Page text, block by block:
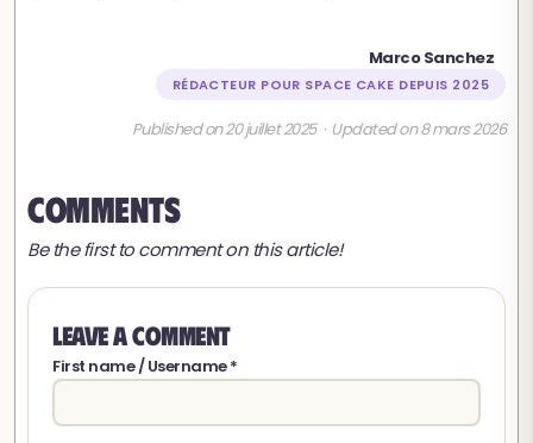
Marco Sanchez
RÉDACTEUR POUR SPACE CAKE DEPUIS 2025
Published on 20 juillet 2025 · Updated on 8 mars 2026
Comments
Be the first to comment on this article!
Leave a comment
First name / Username *